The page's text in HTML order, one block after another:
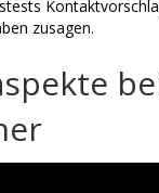
zusagen.